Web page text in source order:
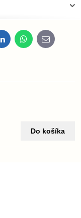
LinkedInWhatsApp
E-
mail
Do košíka